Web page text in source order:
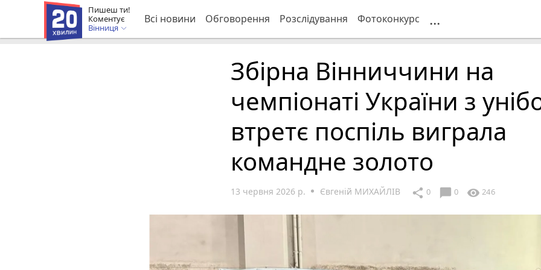
Пишеш ти!
Коментує
Вінниця
Всі новини Обговорення Розслідування Фотоконкурс ...
Збірна Вінниччини на
чемпіонаті України з
втретє поспіль виграла
командне золото
13 червня 2026 р. Євгеній МИХАЙЛІВ share 0 chat_bubble 0 visibility 246